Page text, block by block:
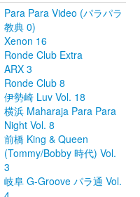
Para Para Video (パラパラ
教典 0)
Xenon 16
Ronde Club Extra
ARX 3
Ronde Club 8
伊勢崎 Luv Vol. 18
横浜 Maharaja Para Para
Night Vol. 8
前橋 King & Queen
(Tommy/Bobby 時代) Vol.
3
岐阜 G-Groove パラ通 Vol.